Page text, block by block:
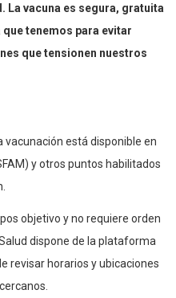
La vacuna es segura, gratuita
tenemos para evitar
que tensionen nuestros
vacunación está disponible en
y otros puntos habilitados
objetivo y no requiere orden
dispone de la plataforma
revisar horarios y ubicaciones